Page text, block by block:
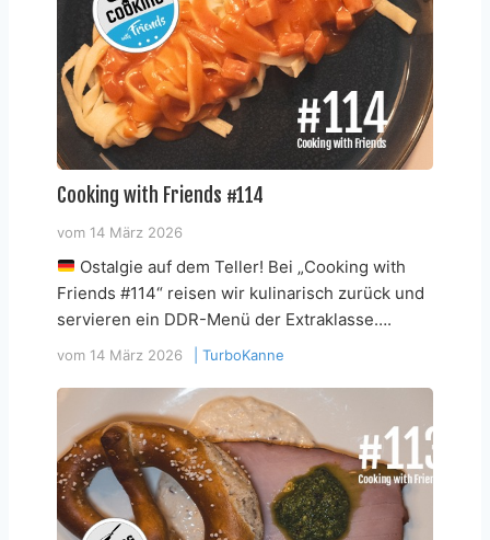
Cooking with Friends #114
vom 14 März 2026
Ostalgie auf dem Teller! Bei „Cooking with
Friends #114“ reisen wir kulinarisch zurück und
servieren ein DDR-Menü der Extraklasse….
vom 14 März 2026 TurboKanne